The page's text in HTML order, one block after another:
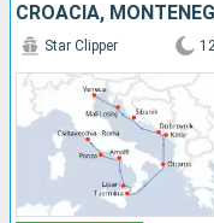
CROACIA,
Star Clipper